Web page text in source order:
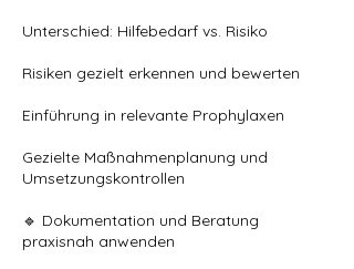
Unterschied: Hilfebedarf vs. Risiko
Risiken gezielt erkennen und bewerten
Einführung in relevante Prophylaxen
Gezielte Maßnahmenplanung und
Umsetzungskontrollen
🔹 Dokumentation und Beratung
praxisnah anwenden